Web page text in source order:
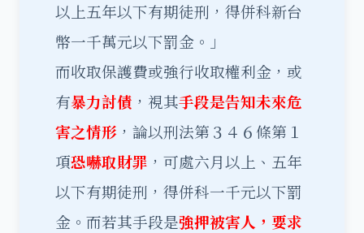
以上五年以下有期徒刑，得併科新台
幣一千萬元以下罰金。」
而收取保護費或強行收取權利金，或
有暴力討債 ，視其手段是告知未來危
害之情形 ，論以刑法第３４６條第１
項恐嚇取財罪 ，可處六月以上、五年
以下有期徒刑，得併科一千元以下罰
金。而若其手段是強押被害人，要求